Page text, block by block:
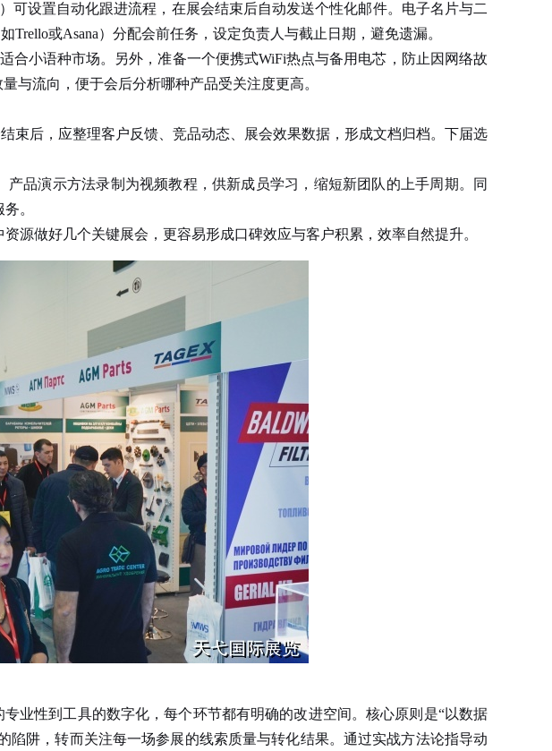
可设置自动化跟进流程，在展会结束后自动发送个性化邮件。电子名片与二
或Asana）分配会前任务，设定负责人与截止日期，避免遗漏。
小语种市场。另外，准备一个便携式WiFi热点与备用电芯，防止因网络故
与流向，便于会后分析哪种产品受关注度更高。
束后，应整理客户反馈、竞品动态、展会效果数据，形成文档归档。下届选
演示方法录制为视频教程，供新成员学习，缩短新团队的上手周期。同
。
做好几个关键展会，更容易形成口碑效应与客户积累，效率自然提升。
业性到工具的数字化，每个环节都有明确的改进空间。核心原则是“以数据
阱，转而关注每一场参展的线索质量与转化结果。通过实战方法论指导动